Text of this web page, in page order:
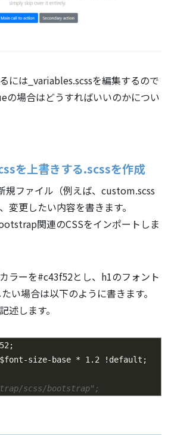
には_variables.scssを編集するので
場合はどうすればいいのかについ
を上書きする.scssを作成
規ファイル（例えば、custom.scss
変更したい内容を書きます。
関連のCSSをインポートしま
ラーを#c43f52とし、h1のフォント
い場合は以下のように書きます。
述します。
;
$font-size-base * 1.2 ! default ;
scss/bootstrap";